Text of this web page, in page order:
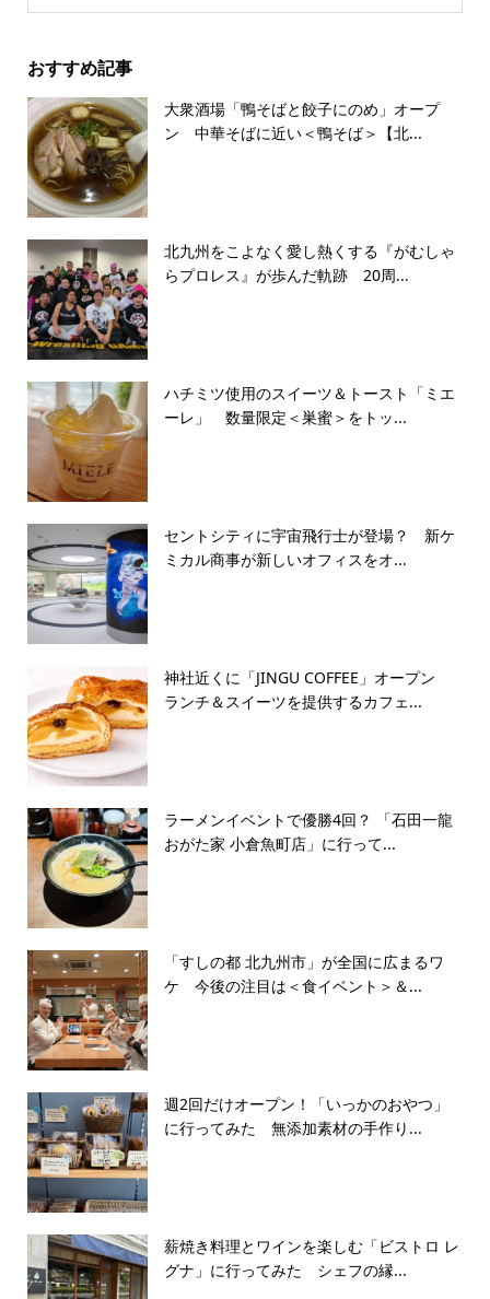
おすすめ記事
大衆酒場「鴨そばと餃子にのめ」オープ
ン 中華そばに近い＜鴨そば＞【北...
北九州をこよなく愛し熱くする『がむしゃ
らプロレス』が歩んだ軌跡 20周...
ハチミツ使用のスイーツ＆トースト「ミエ
ーレ」 数量限定＜巣蜜＞をトッ...
セントシティに宇宙飛行士が登場？ 新ケ
ミカル商事が新しいオフィスをオ...
神社近くに「JINGU COFFEE」オープン
ランチ＆スイーツを提供するカフェ...
ラーメンイベントで優勝4回？ 「石田一龍
おがた家 小倉魚町店」に行って...
「すしの都 北九州市」が全国に広まるワ
ケ 今後の注目は＜食イベント＞＆...
週2回だけオープン！「いっかのおやつ」
に行ってみた 無添加素材の手作り...
薪焼き料理とワインを楽しむ「ビストロ レ
グナ」に行ってみた シェフの縁...